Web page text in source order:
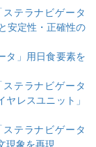
テラナビゲータ
安定性・正確性の
タ」用日食要素を
テラナビゲータ
レスユニット」
テラナビゲータ
現象を再現